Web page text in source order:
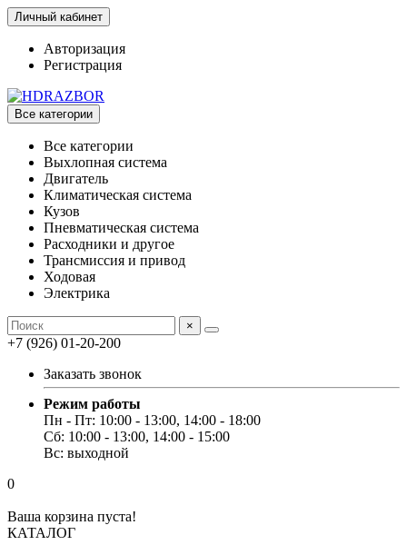
Личный кабинет
Авторизация
Регистрация
Все категории
Все категории
Выхлопная система
Двигатель
Климатическая система
Кузов
Пневматическая система
Расходники и другое
Трансмиссия и привод
Ходовая
Электрика
×
+7 (926) 01-20-200
Заказать звонок
Режим работы
Пн - Пт: 10:00 - 13:00, 14:00 - 18:00
Сб: 10:00 - 13:00, 14:00 - 15:00
Вс: выходной
0
Ваша корзина пуста!
КАТАЛОГ